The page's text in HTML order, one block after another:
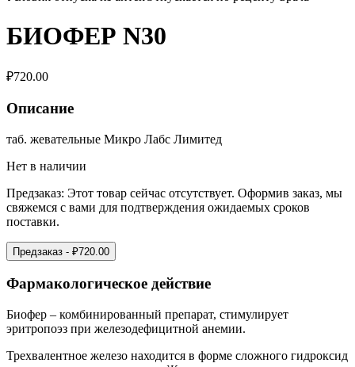
БИОФЕР N30
₽720.00
Описание
таб. жевательные Микро Лабс Лимитед
Нет в наличии
Предзаказ: Этот товар сейчас отсутствует. Оформив заказ, мы
свяжемся с вами для подтверждения ожидаемых сроков
поставки.
Предзаказ - ₽720.00
Фармакологическое действие
Биофер – комбинированный препарат, стимулирует
эритропоэз при железодефицитной анемии.
Трехвалентное железо находится в форме сложного гидроксид